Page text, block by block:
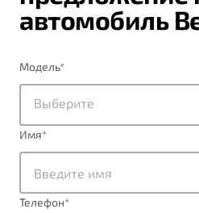
автомобиль
Модель*
Выберите
Имя*
Телефон*